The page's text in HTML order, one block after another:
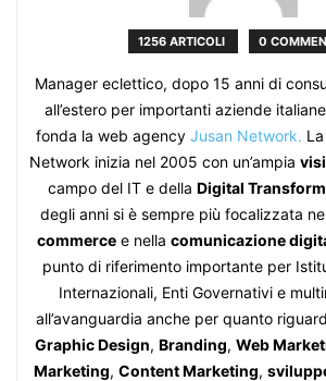
1256 ARTICOLI 0
Manager eclettico, dopo 15 anni di
all’estero per importanti aziende
fonda la web agency Jusan Network.
Network inizia nel 2005 con un’ampia
campo del IT e della Digital
degli anni si è sempre più focalizzata
commercee nella comunicazione
punto di riferimento importante per
Internazionali, Enti Governativi e
all’avanguardia anche per quanto
Graphic Design, Branding, Web
Marketing, Content Marketing,